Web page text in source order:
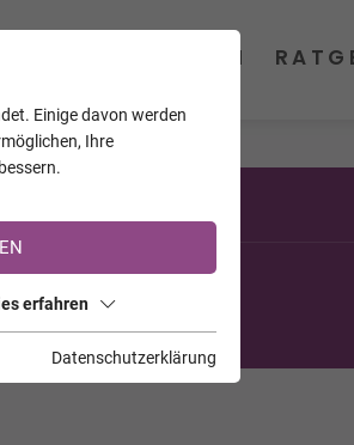
registriert?
<<
Einige davon werden
Ihre
erfahren
Datenschutzerklärung
UNTERNEHMEN